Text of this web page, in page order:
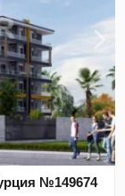
№149674